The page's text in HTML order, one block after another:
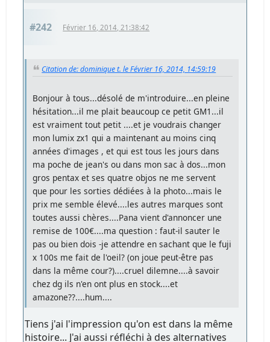
#242 Février 16, 2014, 21:38:42
Citation de: dominique t. le Février 16, 2014, 14:59:19
Bonjour à tous...désolé de m'introduire...en pleine
hésitation...il me plait beaucoup ce petit GM1...il
est vraiment tout petit ....et je voudrais changer
mon lumix zx1 qui a maintenant au moins cinq
années d'images , et qui est tous les jours dans
ma poche de jean's ou dans mon sac à dos...mon
gros pentax et ses quatre objos ne me servent
que pour les sorties dédiées à la photo...mais le
prix me semble élevé....les autres marques sont
toutes aussi chères....Pana vient d'annoncer une
remise de 100€....ma question : faut-il sauter le
pas ou bien dois -je attendre en sachant que le fuji
x 100s me fait de l'oeil? (on joue peut-être pas
dans la même cour?)....cruel dilemne....à savoir
chez dg ils n'en ont plus en stock....et
amazone??....hum....
Tiens j'ai l'impression qu'on est dans la même
histoire... J'ai aussi réfléchi à des alternatives